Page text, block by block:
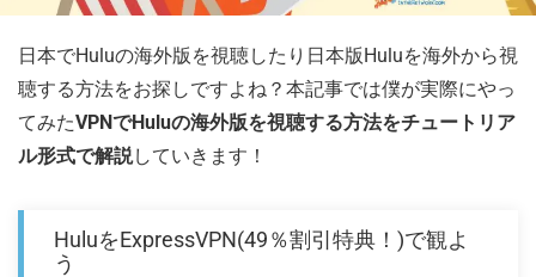
日本でHuluの海外版を視聴したり日本版Huluを海外から視
聴する方法をお探しですよね？本記事では僕が実際にやっ
てみたVPNでHuluの海外版を視聴する方法をチュートリア
ル形式で解説していきます！
HuluをExpressVPN(49％割引特典！)で観よ
う